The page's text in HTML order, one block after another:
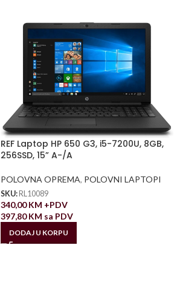
REF Laptop HP 650 G3, i5-7200U, 8GB,
256SSD, 15” A-/A
POLOVNA OPREMA, POLOVNI LAPTOPI
SKU: RL10089
340,00KM +PDV
397,80KM sa PDV
DODAJ U KORPU